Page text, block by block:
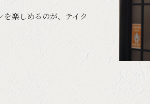
楽しめるのが、テイク